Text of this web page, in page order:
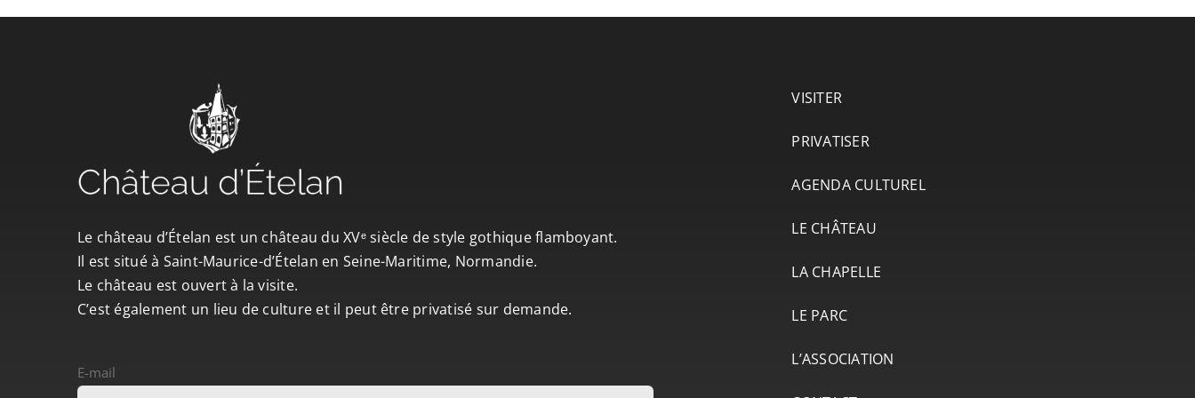
Le château d’Ételan est un château du XVᵉ siècle de style gothique flamboyant.
Il est situé à Saint-Maurice-d’Ételan en Seine-Maritime, Normandie.
Le château est ouvert à la visite.
C’est également un lieu de culture et il peut être privatisé sur demande.
E-mail
VISITER
PRIVATISER
AGENDA CULTUREL
LE CHÂTEAU
LA CHAPELLE
LE PARC
L’ASSOCIATION